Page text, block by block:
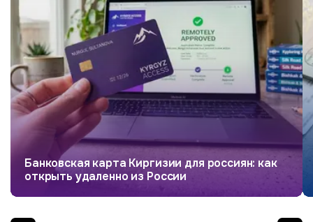
Банковская карта Киргизии для россиян: как
открыть удаленно из России